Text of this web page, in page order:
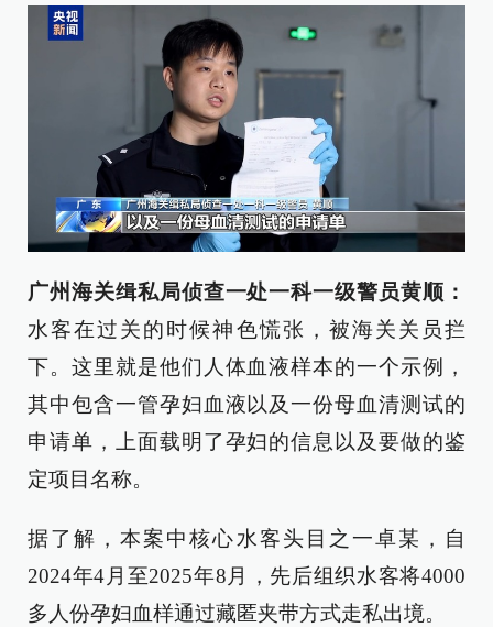
广州海关缉私局侦查一处一科一级警员黄顺：
水客在过关的时候神色慌张，被海关关员拦
下。这里就是他们人体血液样本的一个示例，
其中包含一管孕妇血液以及一份母血清测试的
申请单，上面载明了孕妇的信息以及要做的鉴
定项目名称。
据了解，本案中核心水客头目之一卓某，自
2024年4月至2025年8月，先后组织水客将4000
多人份孕妇血样通过藏匿夹带方式走私出境。